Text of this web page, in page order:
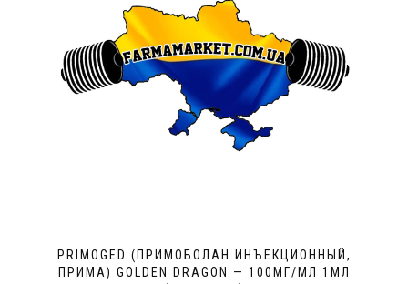
PRIMOGED (ПРИМОБОЛАН ИНЪЕКЦИОННЫЙ,
ПРИМА) GOLDEN DRAGON — 100МГ/МЛ 1МЛ